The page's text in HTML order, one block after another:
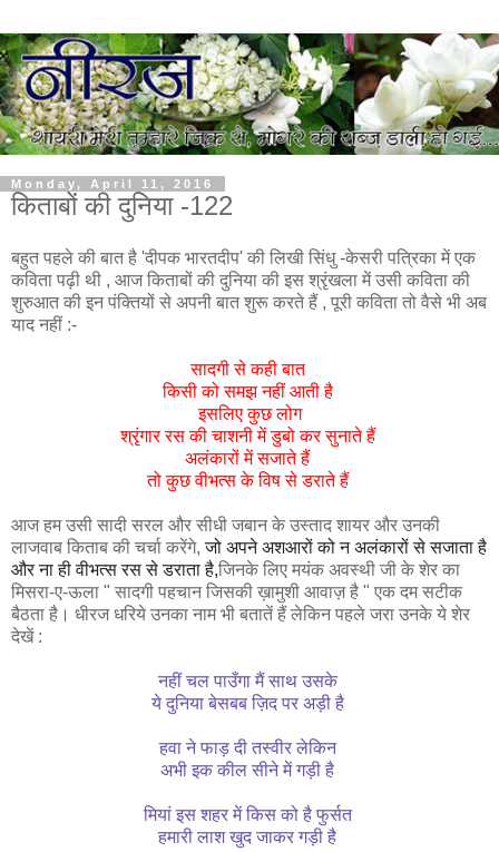
Monday, April 11, 2016
किताबों की दुनिया -122
बहुत पहले की बात है 'दीपक भारतदीप' की लिखी सिंधु -केसरी पत्रिका में एक
कविता पढ़ी थी , आज किताबों की दुनिया की इस श्रृंखला में उसी कविता की
शुरुआत की इन पंक्तियों से अपनी बात शुरू करते हैं , पूरी कविता तो वैसे भी अब
याद नहीं :-
सादगी से कही बात
किसी को समझ नहीं आती है
इसलिए कुछ लोग
श्रृंगार रस की चाशनी में डुबो कर सुनाते हैं
अलंकारों में सजाते हैं
तो कुछ वीभत्स के विष से डराते हैं
आज हम उसी सादी सरल और सीधी जबान के उस्ताद शायर और उनकी
लाजवाब किताब की चर्चा करेंगे,जो अपने अशआरों को न अलंकारों से सजाता है
और ना ही वीभत्स रस से डराता है,जिनके लिए मयंक अवस्थी जी के शेर का
मिसरा-ए-ऊला " सादगी पहचान जिसकी ख़ामुशी आवाज़ है " एक दम सटीक
बैठता है। धीरज धरिये उनका नाम भी बतातें हैं लेकिन पहले जरा उनके ये शेर
देखें :
नहीं चल पाउँगा मैं साथ उसके
ये दुनिया बेसबब ज़िद पर अड़ी है
हवा ने फाड़ दी तस्वीर लेकिन
अभी इक कील सीने में गड़ी है
मियां इस शहर में किस को है फुर्सत
हमारी लाश खुद जाकर गड़ी है